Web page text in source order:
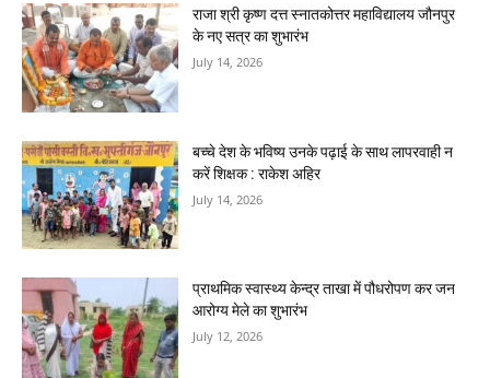
राजा श्री कृष्ण दत्त स्नातकोत्तर महाविद्यालय जौनपुर
के नए सत्र का शुभारंभ
July 14, 2026
बच्चे देश के भविष्य उनके पढ़ाई के साथ लापरवाही न
करें शिक्षक : राकेश अहिर
July 14, 2026
प्राथमिक स्वास्थ्य केन्द्र ताखा में पौधरोपण कर जन
आरोग्य मेले का शुभारंभ
July 12, 2026